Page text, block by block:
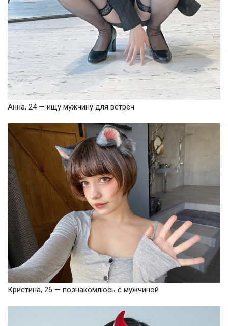
Анна, 24 — ищу мужчину для встреч
Кристина, 26 — познакомлюсь с мужчиной